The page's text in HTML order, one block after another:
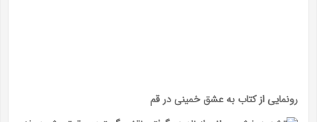
رونمایی از کتاب به عشق خمینی در قم